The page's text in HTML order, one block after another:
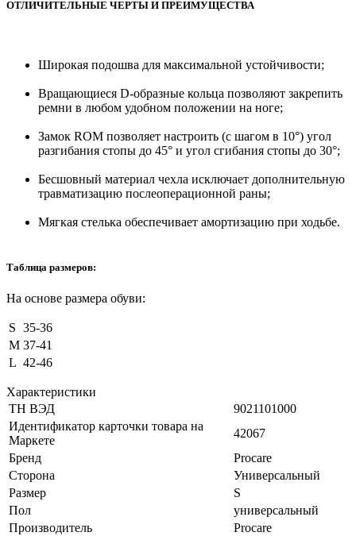
ОТЛИЧИТЕЛЬНЫЕ ЧЕРТЫ И ПРЕИМУЩЕСТВА
Широкая подошва для максимальной устойчивости;
Вращающиеся D-образные кольца позволяют закрепить
ремни в любом удобном положении на ноге;
Замок ROM позволяет настроить (с шагом в 10°) угол
разгибания стопы до 45° и угол сгибания стопы до 30°;
Бесшовный материал чехла исключает дополнительную
травматизацию послеоперационной раны;
Мягкая стелька обеспечивает амортизацию при ходьбе.
Таблица размеров:
На основе размера обуви:
S 35-36
M 37-41
L 42-46
Характеристики
ТН ВЭД
9021101000
Идентификатор карточки товара на
Маркете
42067
Бренд
Procare
Сторона
Универсальный
Размер
S
Пол
универсальный
Производитель
Procare